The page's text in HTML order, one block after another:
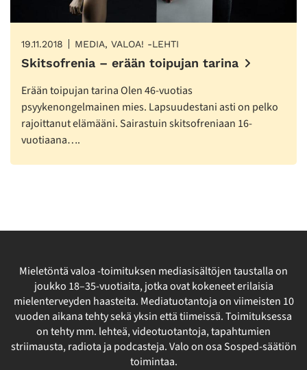
19.11.2018 MEDIA, VALOA! -LEHTI
Skitsofrenia – erään toipujan tarina
Erään toipujan tarina Olen 46-vuotias
psyykenongelmainen mies. Lapsuudestani asti on pelko
rajoittanut elämääni. Sairastuin skitsofreniaan 16-
vuotiaana….
Mieletöntä valoa -toimituksen mediasisältöjen taustalla on
joukko 18–35-vuotiaita, jotka ovat kokeneet erilaisia
mielenterveyden haasteita. Mediatuotantoja on viimeisten 10
vuoden aikana tehty sekä yksin että tiimeissä. Toimituksessa
on tehty mm. lehteä, videotuotantoja, tapahtumien
striimausta, radiota ja podcasteja. Valo on osa Sosped-säätiön
toimintaa.